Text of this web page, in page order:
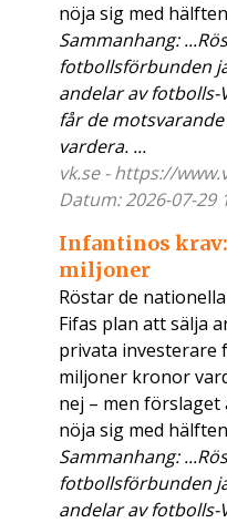
nöja sig med
Sammanhang:
fotbollsförbunden
andelar av
får de
vardera. ...
vk.se - https://
Datum: 2026-07-29
Infantinos krav:
miljoner
Röstar de
Fifas plan att sälja
privata investerare
miljoner kronor
nej – men förslaget
nöja sig med
Sammanhang:
fotbollsförbunden
andelar av